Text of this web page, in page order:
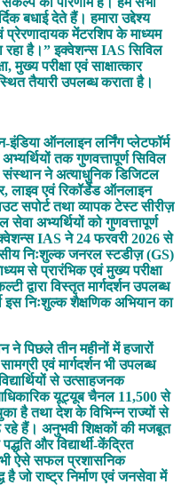
बधाई देते हैं। हमारा उद्देश्य
प्रेरणादायक मेंटरशिप के माध्यम
रहा है।” इक्वेशन्स IAS सिविल
मुख्य परीक्षा एवं साक्षात्कार
तैयारी उपलब्ध कराता है।
ऑनलाइन लर्निंग प्लेटफॉर्म
तक गुणवत्तापूर्ण सिविल
संस्थान ने अत्याधुनिक डिजिटल
लाइव एवं रिकॉर्डेड ऑनलाइन
सपोर्ट तथा व्यापक टेस्ट सीरीज़
अभ्यर्थियों को गुणवत्तापूर्ण
IAS ने 24 फरवरी 2026 से
निःशुल्क जनरल स्टडीज़ (GS)
से प्रारंभिक एवं मुख्य परीक्षा
द्वारा विस्तृत मार्गदर्शन उपलब्ध
इस निःशुल्क शैक्षणिक अभियान का
पिछले तीन महीनों में हजारों
एवं मार्गदर्शन भी उपलब्ध
से उत्साहजनक
यूट्यूब चैनल 11,500 से
है तथा देश के विभिन्न राज्यों से
हैं। अनुभवी शिक्षकों की मजबूत
और विद्यार्थी-केंद्रित
ऐसे सफल प्रशासनिक
जो राष्ट्र निर्माण एवं जनसेवा में